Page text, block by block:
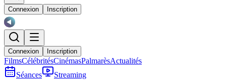
Connexion Inscription
Connexion Inscription
FilmsCélébritésCinémasPalmarèsActualités
Séances
Streaming